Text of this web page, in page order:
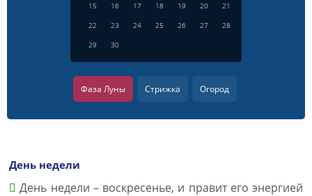
15
16 17 18 19 20
21
22
23 24 25 26 27
28
29
30
Фаза Луны Стрижка Огород
День недели
День недели – воскресенье, и правит его энергией